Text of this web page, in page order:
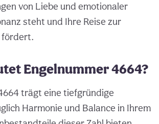
von Liebe und emotionaler
steht und Ihre Reise zur
fördert.
Engelnummer 4664?
trägt eine tiefgründige
Harmonie und Balance in Ihrem